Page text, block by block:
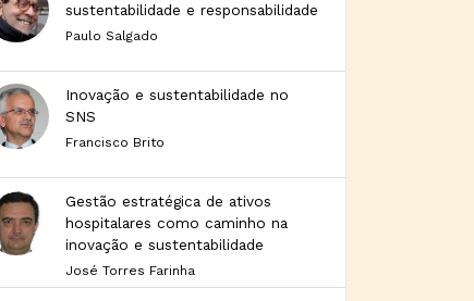
sustentabilidade e responsabilidade
Paulo Salgado
Inovação e sustentabilidade no
SNS
Francisco Brito
Gestão estratégica de ativos
hospitalares como caminho na
inovação e sustentabilidade
José Torres Farinha